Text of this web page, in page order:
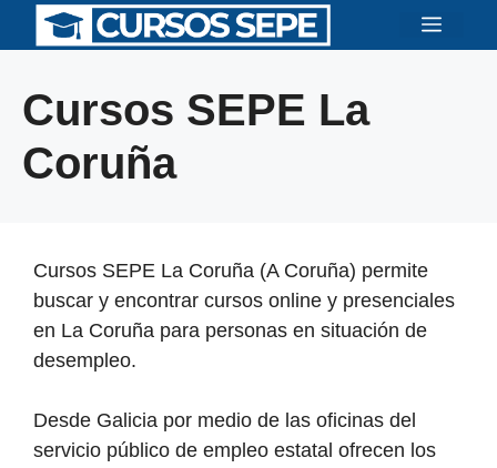
Saltar
Menú
Cursos SEPE La
Coruña
Cursos SEPE La Coruña (A Coruña) permite
buscar y encontrar cursos online y presenciales
en La Coruña para personas en situación de
desempleo.
Desde Galicia por medio de las oficinas del
servicio público de empleo estatal ofrecen los